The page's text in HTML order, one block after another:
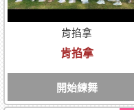
肯掐拿
肯掐拿
開始練舞